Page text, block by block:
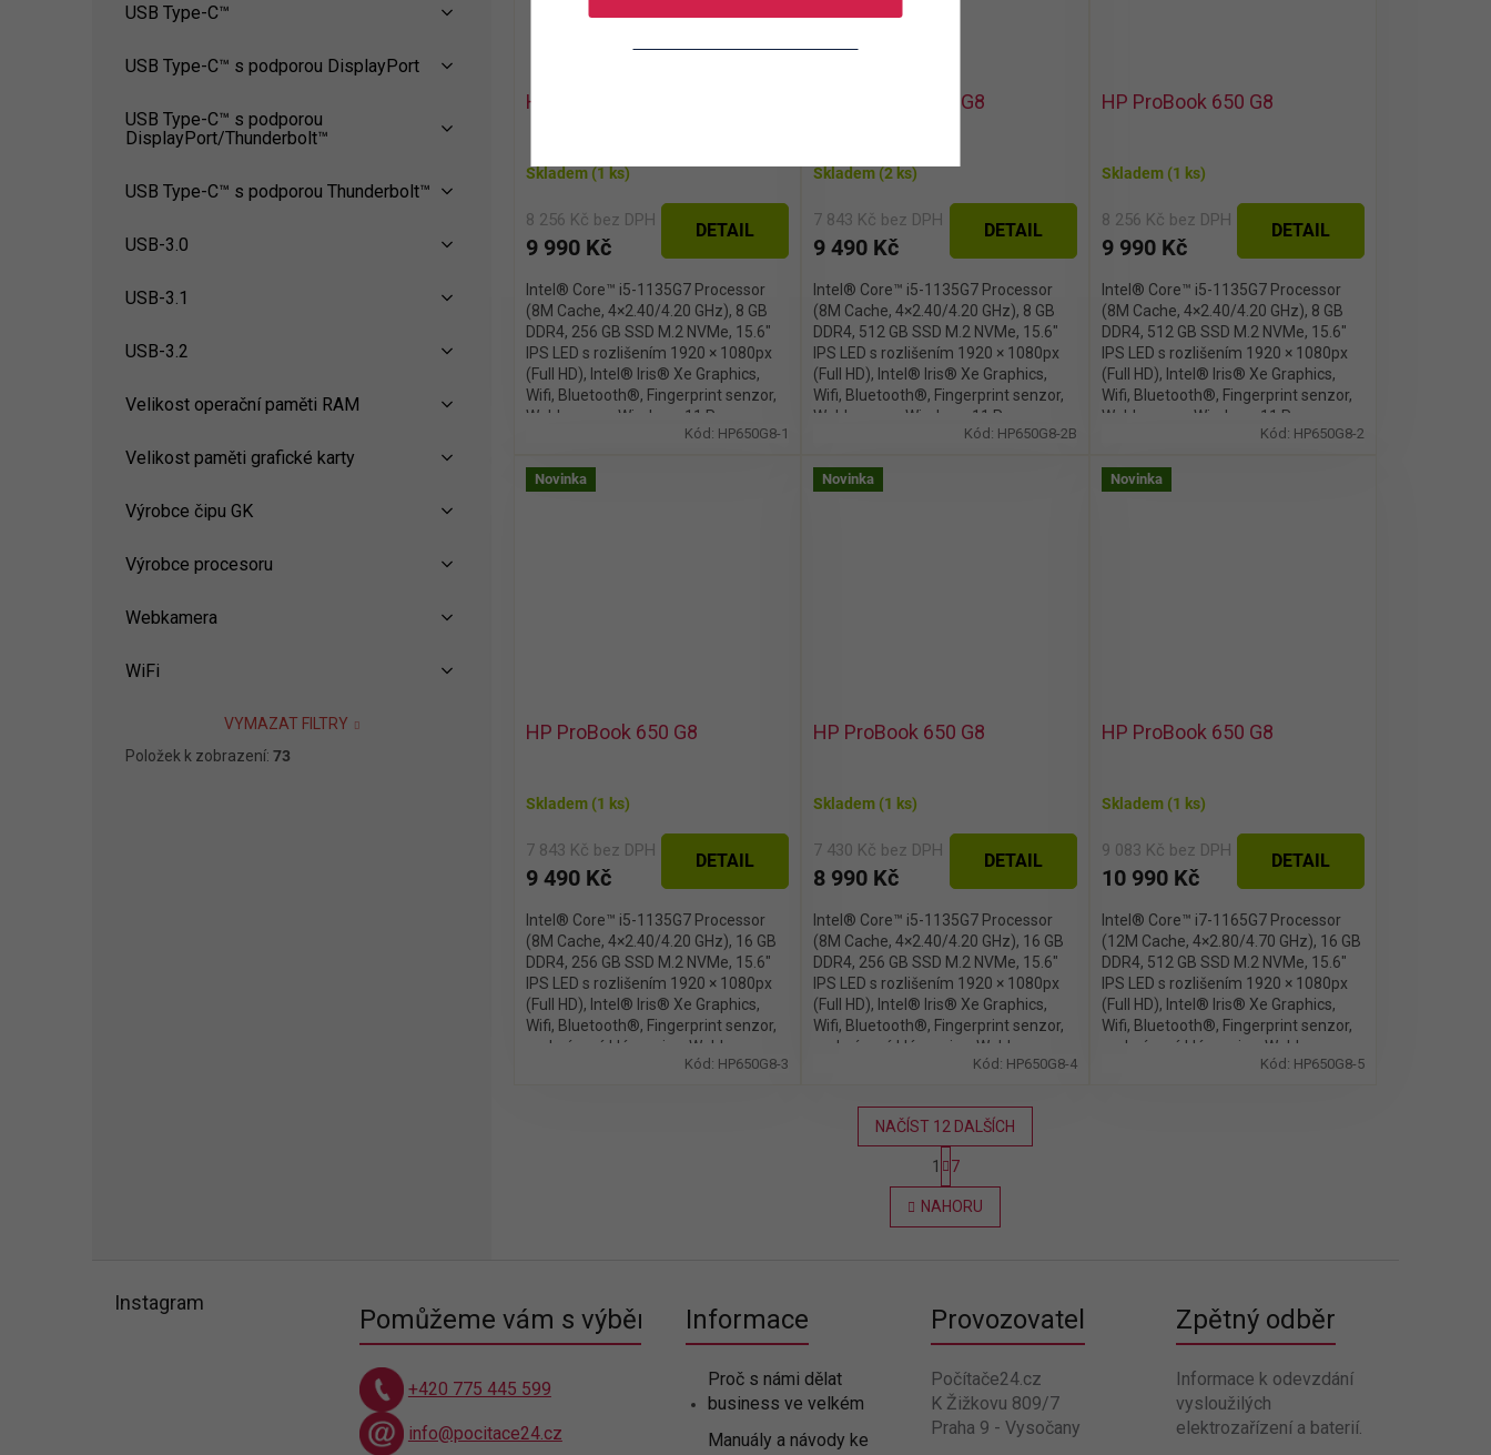
USB Type-C™
USB Type-C™ s podporou DisplayPort
USB Type-C™ s podporou
DisplayPort/Thunderbolt™
USB Type-C™ s podporou Thunderbolt™
USB-3.0
USB-3.1
USB-3.2
Velikost operační paměti RAM
Velikost paměti grafické karty
Výrobce čipu GK
Výrobce procesoru
Webkamera
WiFi
VYMAZAT FILTRY
Položek k zobrazení: 73
HP ProBook 650 G8
Skladem(1 ks)
8 256 Kč bez DPH
9 990 Kč
DETAIL
Intel® Core™ i5-1135G7 Processor
(8M Cache, 4×2.40/4.20 GHz), 8 GB
DDR4, 256 GB SSD M.2 NVMe, 15.6″
IPS LED s rozlišením 1920 × 1080px
(Full HD), Intel® Iris® Xe Graphics,
Wifi, Bluetooth®, Fingerprint senzor,
Webkamera, Windows 11 Pro
Kód: HP650G8-1
HP ProBook 650 G8
Skladem(2 ks)
7 843 Kč bez DPH
9 490 Kč
DETAIL
Intel® Core™ i5-1135G7 Processor
(8M Cache, 4×2.40/4.20 GHz), 8 GB
DDR4, 512 GB SSD M.2 NVMe, 15.6″
IPS LED s rozlišením 1920 × 1080px
(Full HD), Intel® Iris® Xe Graphics,
Wifi, Bluetooth®, Fingerprint senzor,
Webkamera, Windows 11 Pro
Kód: HP650G8-2B
HP ProBook 650 G8
Skladem (1 ks)
8 256 Kč bez DPH
9 990 Kč
DETAIL
Intel® Core™ i5-1135G7 Processor
(8M Cache, 4×2.40/4.20 GHz), 8 GB
DDR4, 512 GB SSD M.2 NVMe, 15.6″
IPS LED s rozlišením 1920 × 1080px
(Full HD), Intel® Iris® Xe Graphics,
Wifi, Bluetooth®, Fingerprint senzor,
Webkamera, Windows 11 Pro
Kód: HP650G8-2
Novinka
HP ProBook 650 G8
Skladem (1 ks)
7 843 Kč bez DPH
9 490 Kč
DETAIL
Intel® Core™ i5-1135G7 Processor
(8M Cache, 4×2.40/4.20 GHz), 16 GB
DDR4, 256 GB SSD M.2 NVMe, 15.6″
IPS LED s rozlišením 1920 × 1080px
(Full HD), Intel® Iris® Xe Graphics,
Wifi, Bluetooth®, Fingerprint senzor,
podsvícená klávesnice, Webkamera,
Kód: HP650G8-3
Novinka
HP ProBook 650 G8
Skladem (1 ks)
7 430 Kč bez DPH
8 990 Kč
DETAIL
Intel® Core™ i5-1135G7 Processor
(8M Cache, 4×2.40/4.20 GHz), 16 GB
DDR4, 256 GB SSD M.2 NVMe, 15.6″
IPS LED s rozlišením 1920 × 1080px
(Full HD), Intel® Iris® Xe Graphics,
Wifi, Bluetooth®, Fingerprint senzor,
podsvícená klávesnice, Webkamera,
Kód: HP650G8-4
Novinka
HP ProBook 650 G8
Skladem (1 ks)
9 083 Kč bez DPH
10 990 Kč
DETAIL
Intel® Core™ i7-1165G7 Processor
(12M Cache, 4×2.80/4.70 GHz), 16 GB
DDR4, 512 GB SSD M.2 NVMe, 15.6″
IPS LED s rozlišením 1920 × 1080px
(Full HD), Intel® Iris® Xe Graphics,
Wifi, Bluetooth®, Fingerprint senzor,
podsvícená klávesnice, Webkamera,
Kód: HP650G8-5
O
v
l
í
p
v
k
y
NAČÍST 12 DALŠÍCH
S
t
r
á
n
á
n
í
1 7
NAHORU
Instagram
Pomůžeme vám s výběrem
+420 775 445 599
info@pocitace24.cz
Informace
Proč s námi dělat
business ve velkém
Manuály a návody ke
Provozovatel
Počítače24.cz
K Žižkovu 809/7
Praha 9 - Vysočany
Zpětný odběr
Informace k odevzdání
vysloužilých
elektrozařízení a baterií.